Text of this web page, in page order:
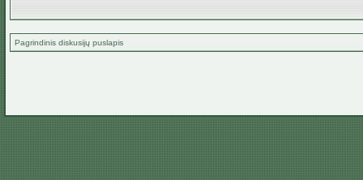
Pagrindinis diskusijų puslapis